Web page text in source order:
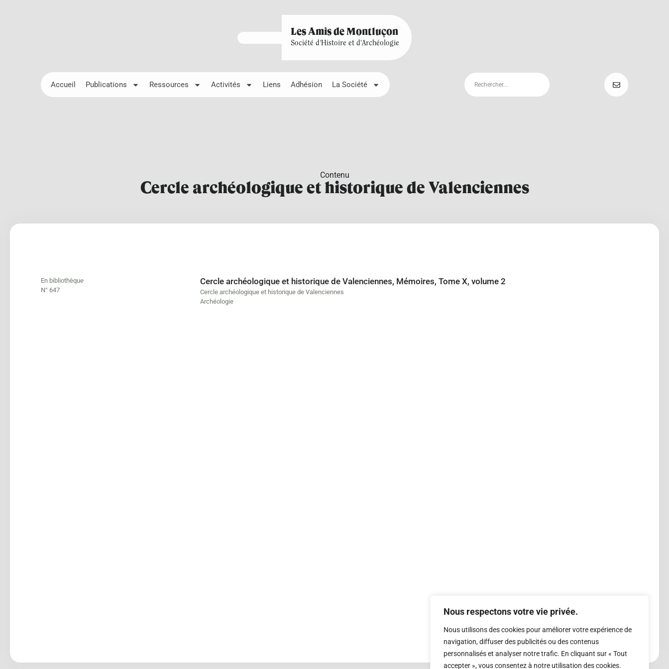
Nous respectons votre vie privée.
Nous utilisons des cookies pour améliorer votre expérience de
navigation, diffuser des publicités ou des contenus
personnalisés et analyser notre trafic. En cliquant sur « Tout
accepter », vous consentez à notre utilisation des cookies.
Les Amis de Montluçon
Société d'Histoire et d'Archéologie
Accueil Publications Ressources Activités Liens Adhésion La Société
Contenu
Cercle archéologique et historique de Valenciennes
En bibliothèque
N° 647
Cercle archéologique et historique de Valenciennes, Mémoires, Tome X, volume 2
Cercle archéologique et historique de Valenciennes
Archéologie